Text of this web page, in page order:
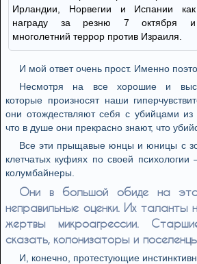
Ирландии, Норвегии и Испании как
награду за резню 7 октября и
многолетний террор против Израиля.
И мой ответ очень прост. Именно
Несмотря на все хорошие и
которые произносят наши
они отождествляют себя с убийцами
что в душе они прекрасно знают, что
Все эти прыщавые юнцы и юницы с
клетчатых куфиях по своей
колумбайнеры.
Они в большой обиде на
неправильные оценки. Их
жертвы микроагрессии.
сказать, колонизаторы и
И, конечно, протестующие